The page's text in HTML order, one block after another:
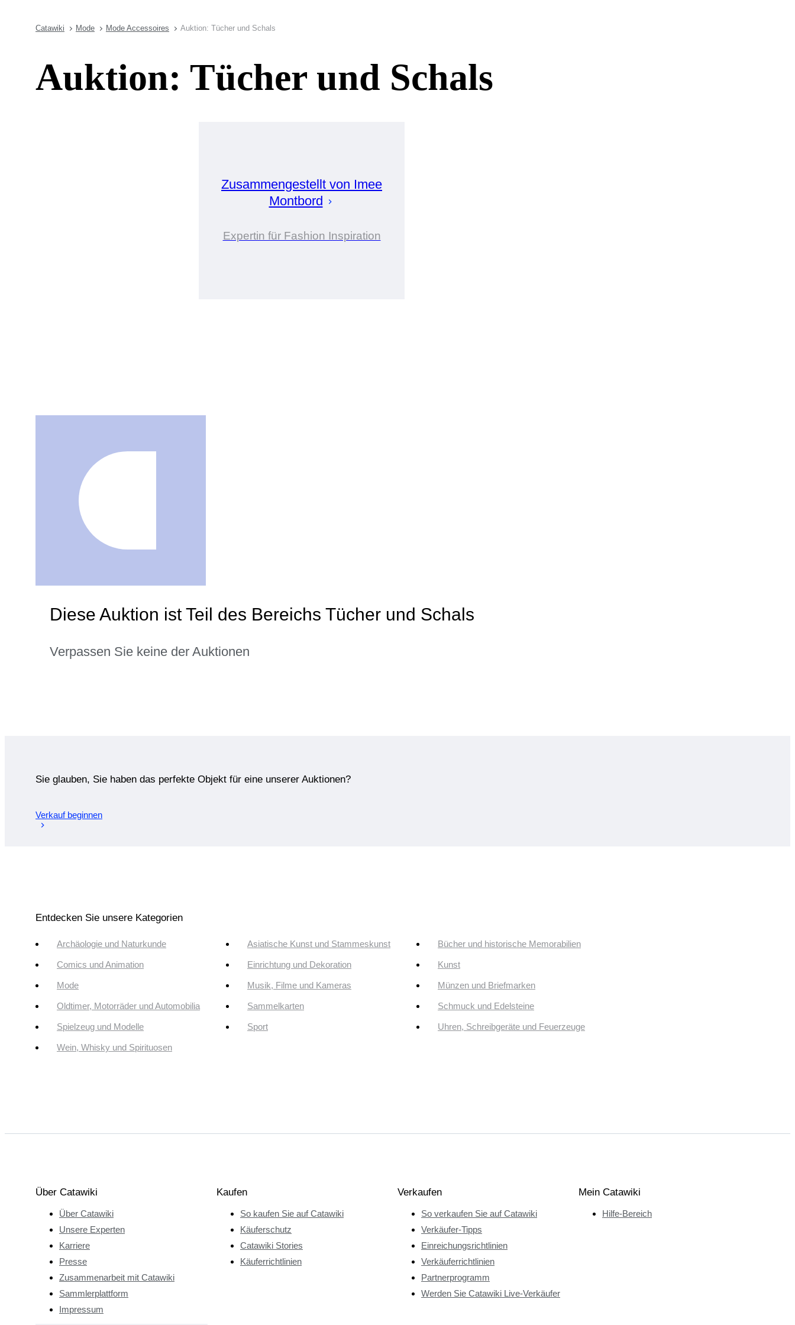
Catawiki Mode Mode Accessoires Auktion: Tücher und Schals
Auktion: Tücher und Schals
Zusammengestellt von Imee
Montbord
Expertin für Fashion Inspiration
Diese Auktion ist Teil des Bereichs Tücher und Schals
Verpassen Sie keine der Auktionen
Sie glauben, Sie haben das perfekte Objekt für eine unserer Auktionen?
Verkauf beginnen
Entdecken Sie unsere Kategorien
Archäologie und Naturkunde Asiatische Kunst und Stammeskunst Bücher und historische Memorabilien
Comics und Animation Einrichtung und Dekoration Kunst
Mode Musik, Filme und Kameras Münzen und Briefmarken
Oldtimer, Motorräder und Automobilia Sammelkarten Schmuck und Edelsteine
Spielzeug und Modelle Sport Uhren, Schreibgeräte und Feuerzeuge
Wein, Whisky und Spirituosen
Über Catawiki
Über Catawiki
Unsere Experten
Karriere
Presse
Zusammenarbeit mit Catawiki
Sammlerplattform
Impressum
Kaufen
So kaufen Sie auf Catawiki
Käuferschutz
Catawiki Stories
Käuferrichtlinien
Verkaufen
So verkaufen Sie auf Catawiki
Verkäufer-Tipps
Einreichungsrichtlinien
Verkäuferrichtlinien
Partnerprogramm
Werden Sie Catawiki Live-Verkäufer
Mein Catawiki
Hilfe-Bereich